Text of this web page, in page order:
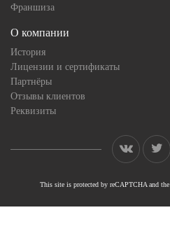
Франшиза
О компании
История
Лицензии и сертификаты
Партнёры
Отзывы клиентов
Реквизиты
This site is protected by reCAPTCHA and the